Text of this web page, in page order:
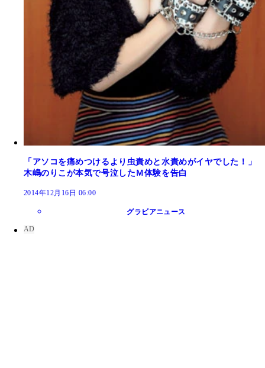
「アソコを痛めつけるより虫責めと水責めがイヤでした！」
木嶋のりこが本気で号泣したＭ体験を告白
2014年12月16日 06:00
グラビアニュース